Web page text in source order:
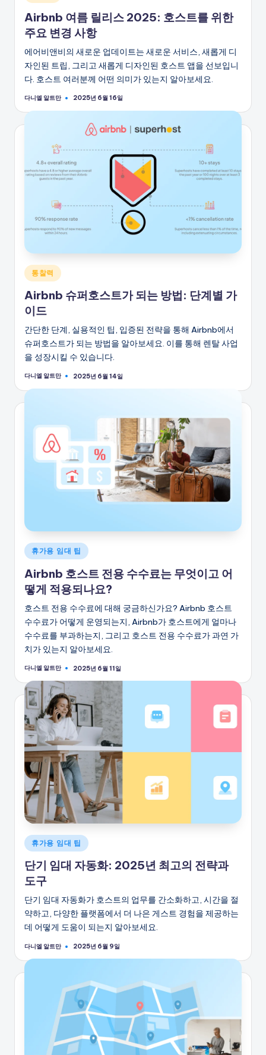
시
됨
Airbnb 여름 릴리스 2025: 호스트를 위한
주요 변경 사항
에어비앤비의 새로운 업데이트는 새로운 서비스, 새롭게 디
자인된 트립, 그리고 새롭게 디자인된 호스트 앱을 선보입니
다. 호스트 여러분께 어떤 의미가 있는지 알아보세요.
게
자
다니엘 알트만 2025년 6월 16일
게
시
됨
통찰력
Airbnb 슈퍼호스트가 되는 방법: 단계별 가
이드
간단한 단계, 실용적인 팁, 입증된 전략을 통해 Airbnb에서
슈퍼호스트가 되는 방법을 알아보세요. 이를 통해 렌탈 사업
을 성장시킬 수 있습니다.
게
자
다니엘 알트만 2025년 6월 14일
게
시
됨
휴가용 임대 팁
Airbnb 호스트 전용 수수료는 무엇이고 어
떻게 적용되나요?
호스트 전용 수수료에 대해 궁금하신가요? Airbnb 호스트
수수료가 어떻게 운영되는지, Airbnb가 호스트에게 얼마나
수수료를 부과하는지, 그리고 호스트 전용 수수료가 과연 가
치가 있는지 알아보세요.
게
자
다니엘 알트만 2025년 6월 11일
게
시
됨
휴가용 임대 팁
단기 임대 자동화: 2025년 최고의 전략과
도구
단기 임대 자동화가 호스트의 업무를 간소화하고, 시간을 절
약하고, 다양한 플랫폼에서 더 나은 게스트 경험을 제공하는
데 어떻게 도움이 되는지 알아보세요.
게
자
다니엘 알트만 2025년 6월 9일